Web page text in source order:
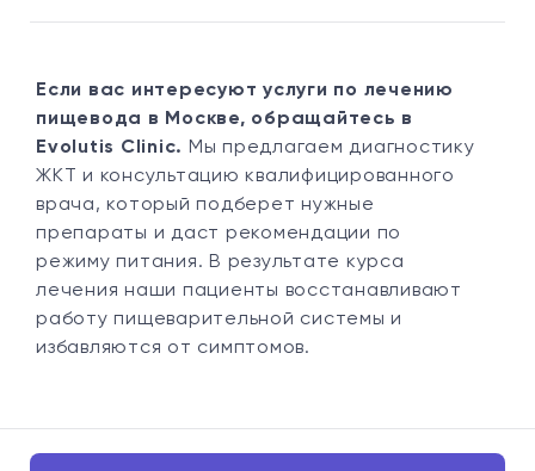
Если вас интересуют услуги по лечению
пищевода в Москве, обращайтесь в
Evolutis Clinic. Мы предлагаем диагностику
ЖКТ и консультацию квалифицированного
врача, который подберет нужные
препараты и даст рекомендации по
режиму питания. В результате курса
лечения наши пациенты восстанавливают
работу пищеварительной системы и
избавляются от симптомов.